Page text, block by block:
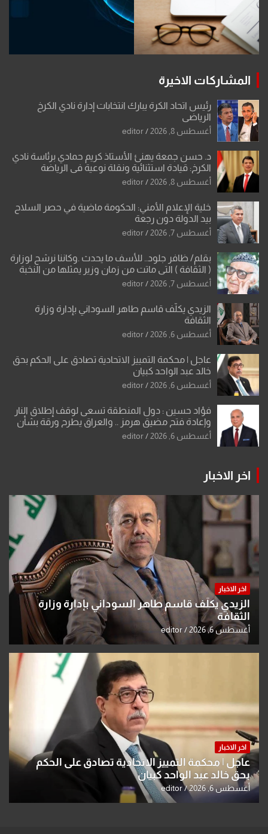
المشاركات الاخيرة
رئيس اتحاد الكرة يبارك انتخابات إدارة نادي الكرخ
الرياضي
أغسطس 8, 2026 editor
د. حسن جمعة يهنئ الأستاذ كريم حمادي برئاسة نادي
الكرخ: قيادة استثنائية ونقلة نوعية في الرياضة
العراقية
أغسطس 8, 2026 editor
خلية الإعلام الأمني: الحكومة ماضية في حصر السلاح
بيد الدولة دون رجعة
أغسطس 7, 2026 editor
بقلم/ ظافر جلود.. للأسف ما يحدث .وكاننا نرشح لوزارة
( الثقافة ) التي ماتت من زمان وزير يمثلها من النخبة
والإرث العظيم للثقافة العراقية..
أغسطس 7, 2026 editor
الزيدي يكلّف قاسم طاهر السوداني بإدارة وزارة
الثقافة
أغسطس 6, 2026 editor
عاجل | محكمة التمييز الاتحادية تصادق على الحكم بحق
خالد عبد الواحد كبيان
أغسطس 6, 2026 editor
فؤاد حسين : دول المنطقة تسعى لوقف إطلاق النار
وإعادة فتح مضيق هرمز .. والعراق يطرح ورقة بشأن
تحولات القدس
أغسطس 6, 2026 editor
اخر الاخبار
اخر الاخبار
الزيدي يكلّف قاسم طاهر السوداني بإدارة وزارة
الثقافة
أغسطس 6, 2026 editor
اخر الاخبار
عاجل | محكمة التمييز الاتحادية تصادق على الحكم
بحق خالد عبد الواحد كبيان
أغسطس 6, 2026 editor